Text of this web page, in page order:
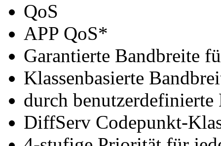
QoS
APP QoS*
Garantierte Bandbreite
Klassenbasierte
durch benutzerdefinierte
DiffServ Codepunkt-